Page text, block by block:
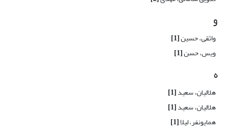
و
واثقی، حسین[1]
ویس، حسن[1]
ه
هلالیان، سعید[1]
هلالیان، سعید[1]
همایونفر، لیلا[1]